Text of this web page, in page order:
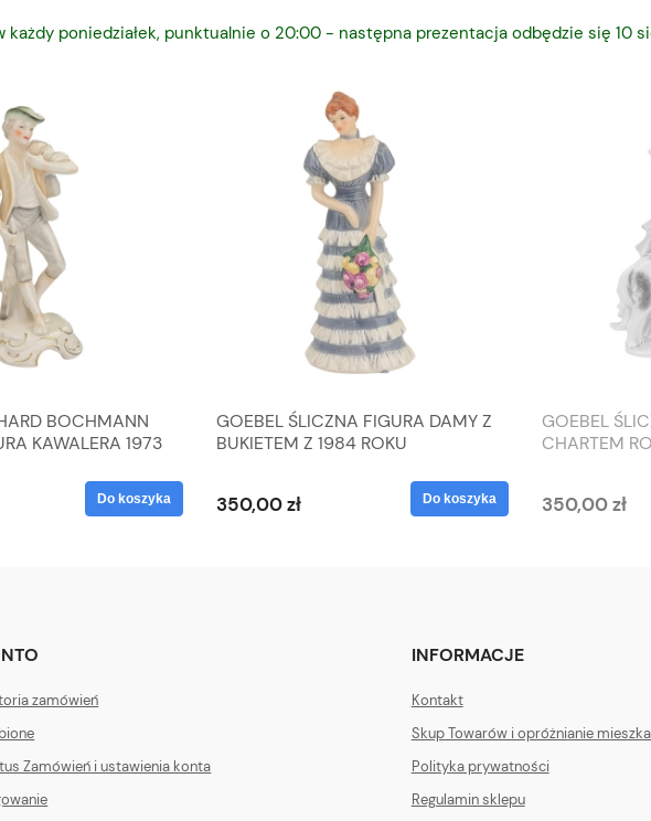
poniedziałek, punktualnie o 20:00 - następna prezentacja odbędzie się 10
BOCHMANN
KAWALERA 1973
Do koszyka
GOEBEL ŚLICZNA FIGURA DAMY Z
BUKIETEM Z 1984 ROKU
350,00 zł Do koszyka
GOEBEL
CHARTEM
350,00 zł
zamówień
Zamówień i ustawienia konta
INFORMACJE
Kontakt
Skup Towarów i opróżnianie
Polityka prywatności
Regulamin sklepu